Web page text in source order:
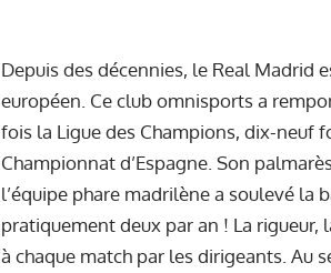
Depuis des décennies, le Real Madrid
européen. Ce club omnisports a
fois la Ligue des Champions, dix-neuf
Championnat d’Espagne. Son
l’équipe phare madrilène a soulevé la
pratiquement deux par an ! La
à chaque match par les dirigeants. Au